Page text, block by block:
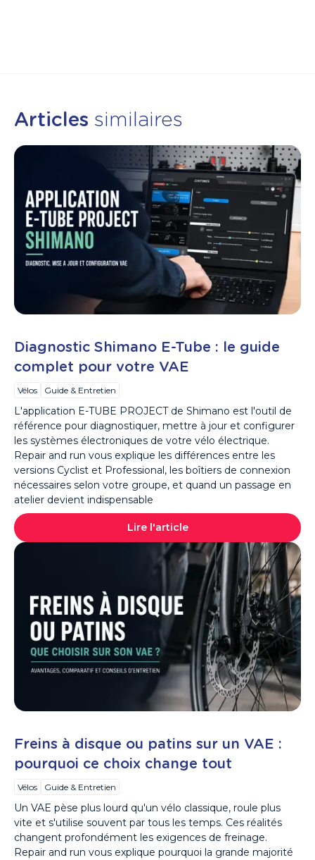
Articles similaires
Diagnostic Shimano E-Tube : le guide
complet pour votre VAE
Vélos Guide & Entretien
L'application E-TUBE PROJECT de Shimano est l'outil de
référence pour diagnostiquer, mettre à jour et configurer
les systèmes électroniques de votre vélo électrique.
Repair and run vous explique les différences entre les
versions Cyclist et Professional, les boîtiers de connexion
nécessaires selon votre groupe, et quand un passage en
atelier devient indispensable
Lire l'article
Freins à disque ou patins sur un VAE :
pourquoi ce choix change tout
Vélos Guide & Entretien
Un VAE pèse plus lourd qu'un vélo classique, roule plus
vite et s'utilise souvent par tous les temps. Ces réalités
changent profondément les exigences de freinage.
Repair and run vous explique pourquoi la grande majorité